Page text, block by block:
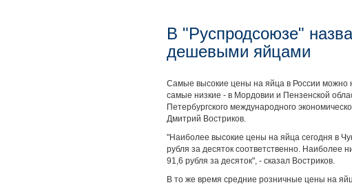
В "Руспродсоюзе"
дешевыми яйцами
Самые высокие цены на яйца в России можно
самые низкие - в Мордовии и Пензенской
Петербургского международного
Дмитрий Востриков.
"Наиболее высокие цены на яйца сегодня в
рубля за десяток соответственно. Наиболее
91,6 рубля за десяток", - сказал Востриков.
В то же время средние розничные цены на